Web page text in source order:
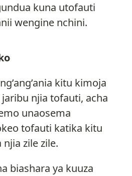
kuna utofauti
wengine nchini.
kitu kimoja
njia tofauti, acha
unaosema
tofauti katika kitu
zile zile.
biashara ya kuuza